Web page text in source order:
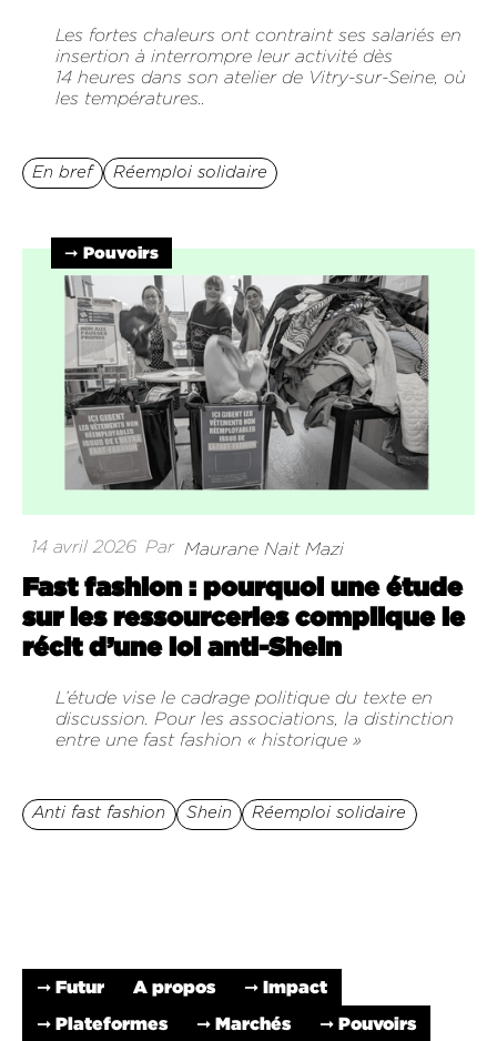
Les fortes chaleurs ont contraint ses salariés en
insertion à interrompre leur activité dès
14 heures dans son atelier de Vitry-sur-Seine, où
les températures..
En bref Réemploi solidaire
➞ Pouvoirs
14 avril 2026 Par Maurane Nait Mazi
Fast fashion : pourquoi une étude
sur les ressourceries complique le
récit d’une loi anti-Shein
L’étude vise le cadrage politique du texte en
discussion. Pour les associations, la distinction
entre une fast fashion « historique »
Anti fast fashion Shein Réemploi solidaire
➞ Futur A propos
➞ Impact
➞ Plateformes
➞ Marchés ➞ Pouvoirs